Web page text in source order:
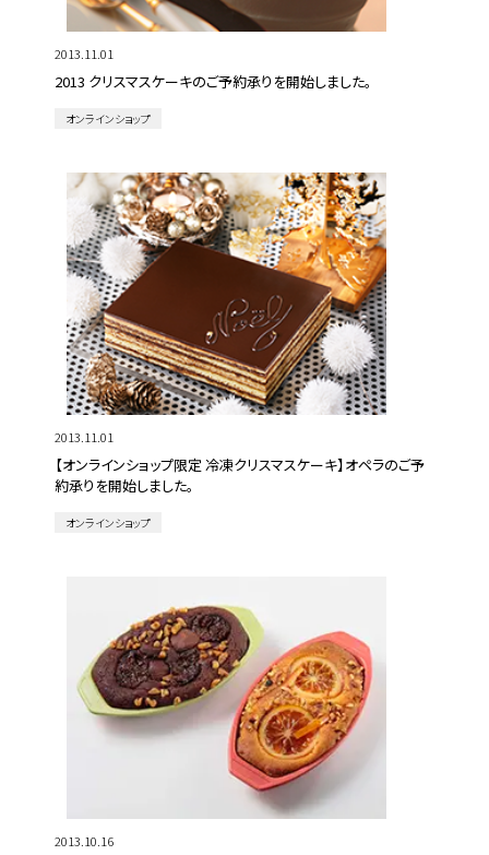
2013.11.01
2013 クリスマスケーキのご予約承りを開始しました。
オンラインショップ
2013.11.01
【オンラインショップ限定 冷凍クリスマスケーキ】オペラのご予
約承りを開始しました。
オンラインショップ
2013.10.16